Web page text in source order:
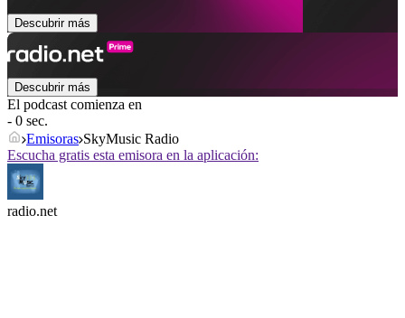
Descubrir más
Descubrir más
El podcast comienza en
- 0 sec.
Emisoras SkyMusic Radio
Escucha gratis esta emisora en la aplicación:
radio.net